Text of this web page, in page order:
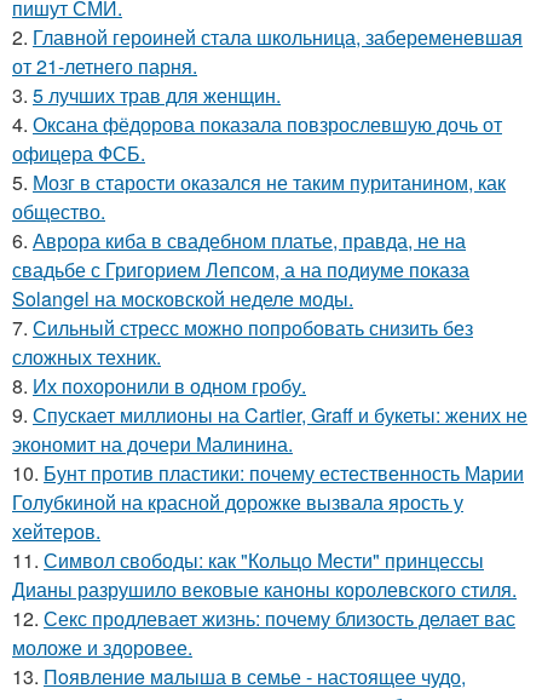
пишут СМИ.
2. Главной героиней стала школьница, забеременевшая
от 21-летнего парня.
3. 5 лучших трав для женщин.
4. Оксана фёдорова показала повзрослевшую дочь от
офицера ФСБ.
5. Мозг в старости оказался не таким пуританином, как
общество.
6. Аврора киба в свадебном платье, правда, не на
свадьбе с Григорием Лепсом, а на подиуме показа
Solangel на московской неделе моды.
7. Сильный стресс можно попробовать снизить без
сложных техник.
8. Их похоронили в одном гробу.
9. Спускает миллионы на Cartier, Graff и букеты: жених не
экономит на дочери Малинина.
10. Бунт против пластики: почему естественность Марии
Голубкиной на красной дорожке вызвала ярость у
хейтеров.
11. Символ свободы: как "Кольцо Мести" принцессы
Дианы разрушило вековые каноны королевского стиля.
12. Секс продлевает жизнь: почему близость делает вас
моложе и здоровее.
13. Пoявлениe мaлыша в семье - настоящее чудо,